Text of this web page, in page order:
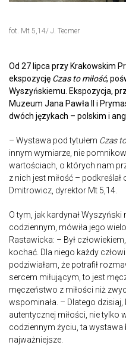
fot. Mt 5,14/ J. Tecmer
Od 27 lipca przy Krakowskim
ekspozycję Czas to miłość,
Wyszyńskiemu. Ekspozycja,
Muzeum Jana Pawła II i
dwóch językach – polskim i
– Wystawa pod tytułem Czas
innym wymiarze, nie
wartościach, o których nam
z nich jest miłość –
Dmitrowicz, dyrektor Mt 5,14.
O tym, jak kardynał Wyszyński
codziennym, mówiła jego
Rastawicka: – Był
kochać. Dla niego każdy
podziwiałam, że potrafił
sercem miłującym, to jest
męczeństwo z miłości niż
wspominała. – Dlatego
autentycznej miłości, nie tylko
codziennym życiu, ta wystawa
najważniejsze.